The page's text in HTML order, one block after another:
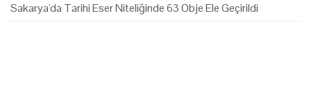
Sakarya'da Tarihi Eser Niteliğinde 63 Obje Ele Geçirildi